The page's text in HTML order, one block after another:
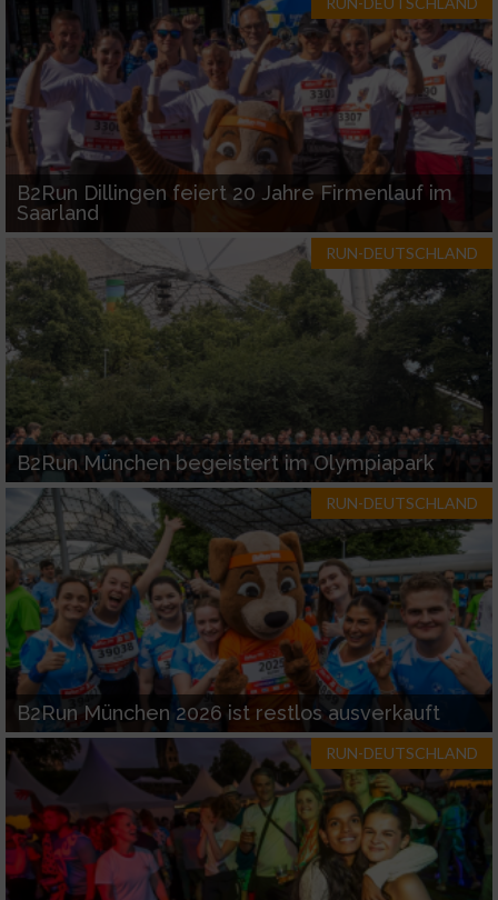
B2Run Dillingen feiert 20 Jahre Firmenlauf im
Saarland
RUN-DEUTSCHLAND
B2Run München begeistert im Olympiapark
RUN-DEUTSCHLAND
B2Run München 2026 ist restlos ausverkauft
RUN-DEUTSCHLAND